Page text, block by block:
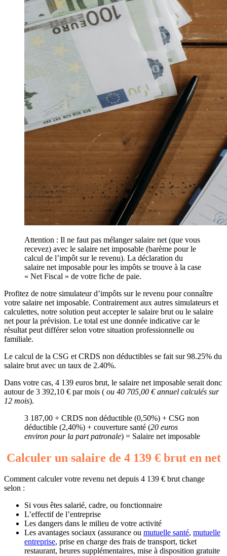
Attention : Il ne faut pas mélanger salaire net (que vous
recevez) avec le salaire net imposable (barème pour le
calcul de l’impôt sur le revenu). La déclaration du
salaire net imposable pour les impôts se trouve à la case
« Net Fiscal » de votre fiche de paie.
Profitez de notre simulateur d’impôts sur le revenu pour connaître
votre salaire net imposable. Contrairement aux autres simulateurs et
calculettes, notre solution peut accepter le salaire brut ou le salaire
net pour la prévision. Le total est une donnée indicative car le
résultat peut différer selon votre situation professionnelle ou
familiale.
Le calcul de la CSG et CRDS non déductibles se fait sur 98.25% du
salaire brut avec un taux de 2.40%.
Dans votre cas, 4 139 euros brut, le salaire net imposable serait donc
autour de 3 392,10 € par mois ( ou 40 705,00 € annuel calculés sur
12 mois).
3 187,00 + CRDS non déductible (0,50%) + CSG non
déductible (2,40%) + couverture santé (20 euros
environ pour la part patronale) = Salaire net imposable
Calculer un salaire de 4 139 € brut en net
Comment calculer votre revenu net depuis 4 139 € brut change
selon :
Si vous êtes salarié, cadre, ou fonctionnaire
L’effectif de l’entreprise
Les dangers dans le milieu de votre activité
Les avantages sociaux (assurance ou mutuelle santé, mutuelle
entreprise, prise en charge des frais de transport, ticket
restaurant, heures supplémentaires, mise à disposition gratuite